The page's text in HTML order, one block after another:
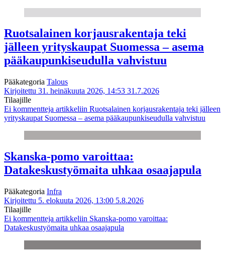
Ruotsalainen korjausrakentaja teki
jälleen yrityskaupat Suomessa – asema
pääkaupunkiseudulla vahvistuu
Pääkategoria Talous
Kirjoitettu 31. heinäkuuta 2026, 14:53 31.7.2026
Tilaajille
Ei kommentteja artikkeliin Ruotsalainen korjausrakentaja teki jälleen
yrityskaupat Suomessa – asema pääkaupunkiseudulla vahvistuu
Skanska-pomo varoittaa:
Datakeskustyömaita uhkaa osaajapula
Pääkategoria Infra
Kirjoitettu 5. elokuuta 2026, 13:00 5.8.2026
Tilaajille
Ei kommentteja artikkeliin Skanska-pomo varoittaa:
Datakeskustyömaita uhkaa osaajapula